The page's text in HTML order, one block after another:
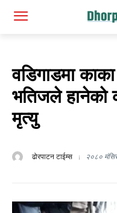
वडिगाडमा
भतिजले हानेको
मृत्यु
ढोरपाटन टाईम्स २०८०